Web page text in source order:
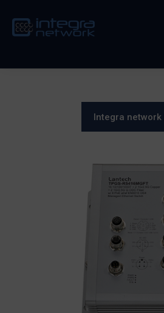
Integra network